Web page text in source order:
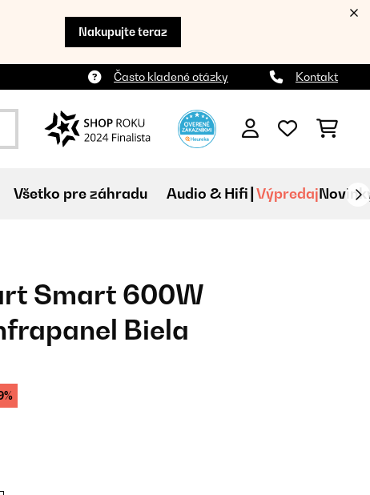
Nakupujte teraz
Často kladené otázky Kontakt
Všetko pre záhradu Audio & Hifi Výpredaj
Smart 600W
Biela